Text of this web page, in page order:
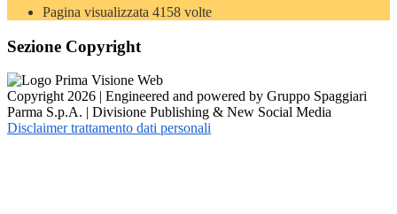
Pagina visualizzata 4158 volte
Sezione Copyright
Copyright 2026 | Engineered and powered by Gruppo Spaggiari
Parma S.p.A. | Divisione Publishing & New Social Media
Disclaimer trattamento dati personali